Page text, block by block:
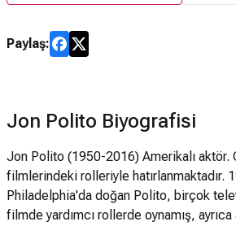
Paylaş:
Jon Polito Biyografisi
Jon Polito (1950-2016) Amerikalı aktör.
filmlerindeki rolleriyle hatırlanmaktadır.
Philadelphia'da doğan Polito, birçok
filmde yardımcı rollerde oynamış,